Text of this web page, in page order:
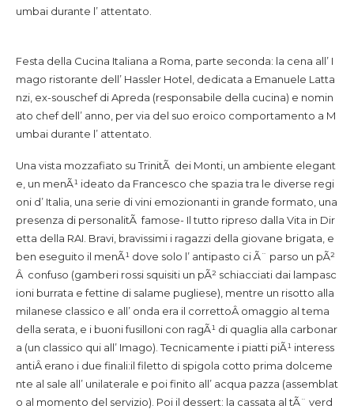
umbai durante l’ attentato.
Festa della Cucina Italiana a Roma, parte seconda: la cena all’ I
mago ristorante dell’ Hassler Hotel, dedicata a Emanuele Latta
nzi, ex-souschef di Apreda (responsabile della cucina) e nomin
ato chef dell’ anno, per via del suo eroico comportamento a M
umbai durante l’ attentato.
Una vista mozzafiato su TrinitÃ dei Monti, un ambiente elegant
e, un menÃ¹ ideato da Francesco che spazia tra le diverse regi
oni d’ Italia, una serie di vini emozionanti in grande formato, una
presenza di personalitÃ famose- Il tutto ripreso dalla Vita in Dir
etta della RAI. Bravi, bravissimi i ragazzi della giovane brigata, e
ben eseguito il menÃ¹ dove solo l’ antipasto ci Ã¨ parso un pÃ²
Â confuso (gamberi rossi squisiti un pÃ² schiacciati dai lampasc
ioni burrata e fettine di salame pugliese), mentre un risotto alla
milanese classico e all’ onda era il correttoÂ omaggio al tema
della serata, e i buoni fusilloni con ragÃ¹ di quaglia alla carbonar
a (un classico qui all’ Imago). Tecnicamente i piatti piÃ¹ interess
antiÂ erano i due finali:il filetto di spigola cotto prima dolceme
nte al sale all’ unilaterale e poi finito all’ acqua pazza (assemblat
o al momento del servizio). Poi il dessert: la cassata al tÃ¨ verd